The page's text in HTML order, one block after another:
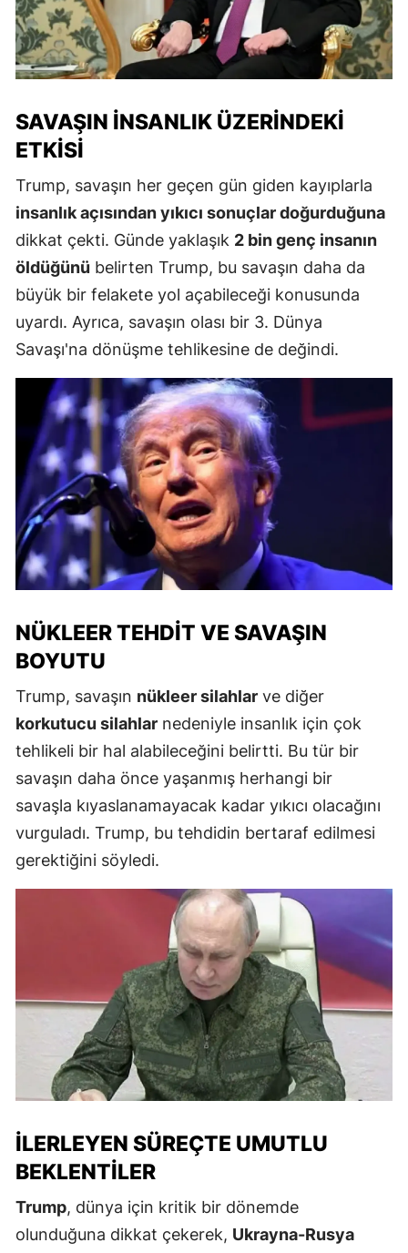
SAVAŞIN İNSANLIK ÜZERINDEKI
ETKISI
Trump, savaşın her geçen gün giden kayıplarla
insanlık açısından yıkıcı sonuçlar doğurduğuna
dikkat çekti. Günde yaklaşık 2 bin genç insanın
öldüğünü belirten Trump, bu savaşın daha da
büyük bir felakete yol açabileceği konusunda
uyardı. Ayrıca, savaşın olası bir 3. Dünya
Savaşı'na dönüşme tehlikesine de değindi.
NÜKLEER TEHDIT VE SAVAŞIN
BOYUTU
Trump, savaşın nükleer silahlar ve diğer
korkutucu silahlar nedeniyle insanlık için çok
tehlikeli bir hal alabileceğini belirtti. Bu tür bir
savaşın daha önce yaşanmış herhangi bir
savaşla kıyaslanamayacak kadar yıkıcı olacağını
vurguladı. Trump, bu tehdidin bertaraf edilmesi
gerektiğini söyledi.
İLERLEYEN SÜREÇTE UMUTLU
BEKLENTILER
Trump, dünya için kritik bir dönemde
olunduğuna dikkat çekerek, Ukrayna-Rusya